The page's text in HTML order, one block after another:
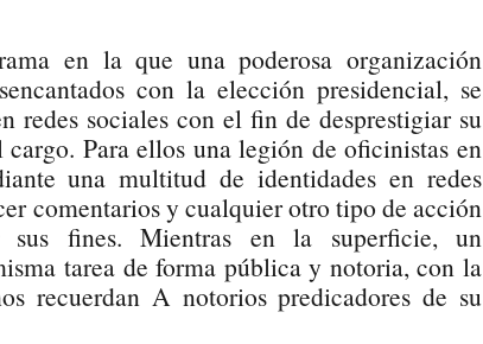
en la que una poderosa organización
con la elección presidencial, se
redes sociales con el fin de desprestigiar su
Para ellos una legión de oficinistas en
una multitud de identidades en redes
comentarios y cualquier otro tipo de acción
fines. Mientras en la superficie, un
tarea de forma pública y notoria, con la
recuerdan A notorios predicadores de su